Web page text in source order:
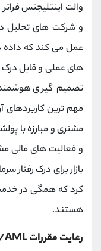
والت اینتلیجنس
و شرکت ‌های تحلیل
عمل می کند که داده‌
‌های عملی و قابل درک
تصمیم‌ گیری
مهم ‌ترین کاربردهای
و فعالیت ‌های مالی
بازار برای درک رفتار
کرد که همگی در
هستند.
رعایت مقررات KYC/AML